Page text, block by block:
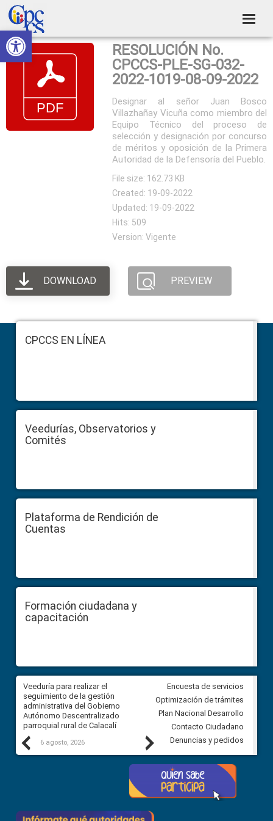
Abrir barra de herramientas
Skip
to
primary
navigation
Skip
to
main
content
Skip
to
primary
sidebar
Skip
to
footer
Consejo
de
Participación
Ciudadana
Construyendo
Poder
RESOLUCIÓN No.
CPCCS-PLE-SG-032-
2022-1019-08-09-2022
Designar al señor Juan Bosco
Villazhañay Vicuña como miembro del
Equipo Técnico del proceso de
selección y designación por concurso
de méritos y oposición de la Primera
Autoridad de la Defensoría del Pueblo.
File size: 162.73 KB
Created: 19-09-2022
Updated: 19-09-2022
Hits: 509
Version: Vigente
DOWNLOAD PREVIEW
FooterCPCCS EN LÍNEA
Veedurías, Observatorios y
Comités
Plataforma de Rendición de
Cuentas
Formación ciudadana y
capacitación
Previous
Veeduría para realizar el
seguimiento de la gestión
administrativa del Gobierno
Autónomo Descentralizado
parroquial rural de Calacalí
6 agosto, 2026
Veeduría para vigilar los
derivados de la Audiencia
comunidad Urbina, parroquia
Carolina
5 agosto, 2026
Next
Encuesta de servicios
Optimización de trámites
Plan Nacional Desarrollo
Contacto Ciudadano
Denuncias y pedidos